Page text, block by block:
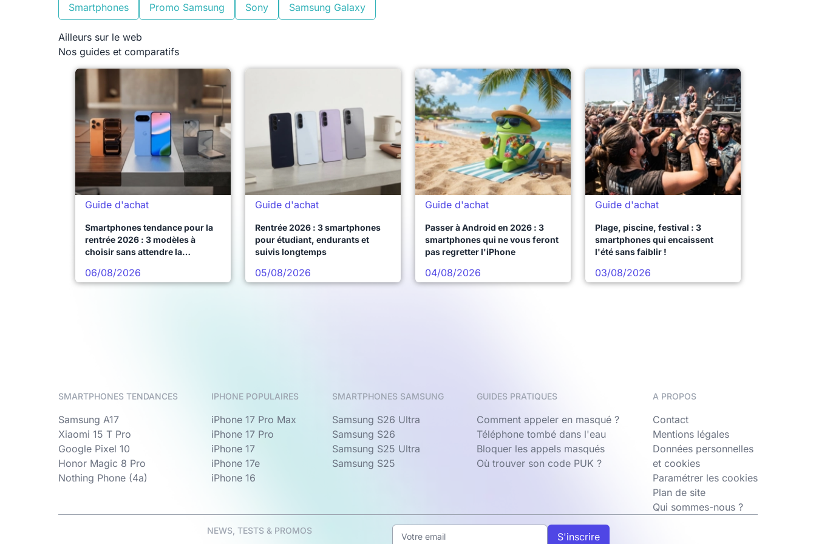
Smartphones Promo Samsung Sony Samsung Galaxy
Ailleurs sur le web
Nos guides et comparatifs
Guide d'achat
Smartphones tendance pour la
rentrée 2026 : 3 modèles à
choisir sans attendre la
06/08/2026
Guide d'achat
Rentrée 2026 : 3 smartphones
pour étudiant, endurants et
suivis longtemps
05/08/2026
Guide d'achat
Passer à Android en 2026 : 3
smartphones qui ne vous feront
pas regretter l'iPhone
04/08/2026
Guide d'achat
Plage, piscine, festival : 3
smartphones qui encaissent
l'été sans faiblir !
03/08/2026
SMARTPHONES TENDANCES
Samsung A17
Xiaomi 15 T Pro
Google Pixel 10
Honor Magic 8 Pro
Nothing Phone (4a)
IPHONE POPULAIRES
iPhone 17 Pro Max
iPhone 17 Pro
iPhone 17
iPhone 17e
iPhone 16
SMARTPHONES SAMSUNG
Samsung S26 Ultra
Samsung S26
Samsung S25 Ultra
Samsung S25
GUIDES PRATIQUES
Comment appeler en masqué ?
Téléphone tombé dans l'eau
Bloquer les appels masqués
Où trouver son code PUK ?
A PROPOS
Contact
Mentions légales
Données personnelles
et cookies
Paramétrer les cookies
Plan de site
Qui sommes-nous ?
NEWS, TESTS & PROMOS
S'inscrire